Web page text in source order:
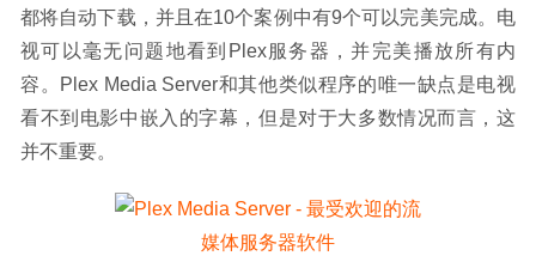
都将自动下载，并且在10个案例中有9个可以完美完成。电
视可以毫无问题地看到Plex服务器，并完美播放所有内
容。Plex Media Server和其他类似程序的唯一缺点是电视
看不到电影中嵌入的字幕，但是对于大多数情况而言，这
并不重要。